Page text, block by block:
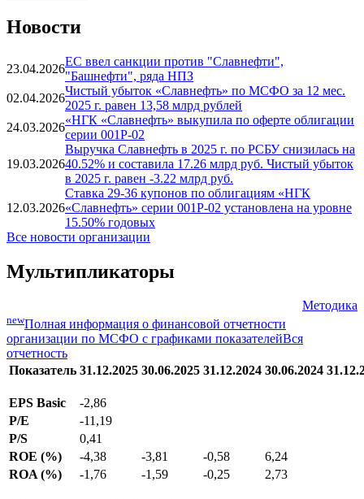
Новости
23.04.2026
ЕС ввел санкции против "Славнефти",
"Башнефти", ряда НПЗ
02.04.2026
Чистый убыток «Славнефть» по МСФО за 12 мес.
2025 г. равен 13,58 млрд рублей
24.03.2026
«НГК «Славнефть» выкупила по оферте облигации
серии 001P-02
19.03.2026
Выручка Славнефть в 2025 г. по РСБУ снизилась на
40.52% и составила 17.26 млрд руб. Чистый убыток
в 2025 г. равен -3.22 млрд руб.
12.03.2026
Ставка 29-36 купонов по облигациям «НГК
«Славнефть» серии 001P-02 установлена на уровне
15.50% годовых
Все новости организации
Мультипликаторы
Методика
newПолная информация о финансовой отчетности
организации по МСФО с графиками показателейВся
отчетность
Показатель 31.12.2025 30.06.2025 31.12.2024 30.06.2024
EPS Basic
-2,86
P/E
-11,19
P/S
0,41
ROE (%)
-4,38 -3,81 -0,58
6,24
ROA (%)
-1,76 -1,59 -0,25 2,73